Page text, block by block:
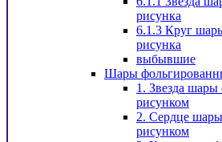
рисунка
6.1.3 Круг
рисунка
выбывшие
Шары
1. Звезда
рисунком
2. Сердце
рисунком